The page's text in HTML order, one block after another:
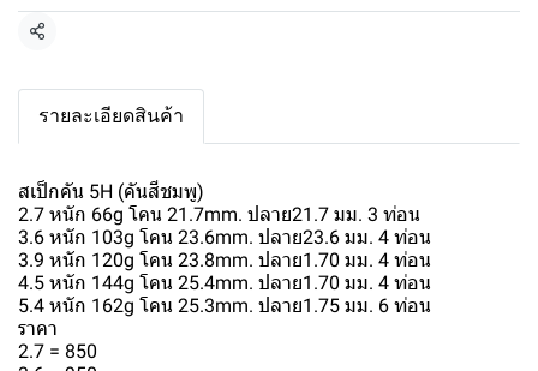
แชร์
รายละเอียดสินค้า
สเป็กคัน 5H (คันสีชมพู)
2.7 หนัก 66g โคน 21.7mm. ปลาย21.7 มม. 3 ท่อน
3.6 หนัก 103g โคน 23.6mm. ปลาย23.6 มม. 4 ท่อน
3.9 หนัก 120g โคน 23.8mm. ปลาย1.70 มม. 4 ท่อน
4.5 หนัก 144g โคน 25.4mm. ปลาย1.70 มม. 4 ท่อน
5.4 หนัก 162g โคน 25.3mm. ปลาย1.75 มม. 6 ท่อน
ราคา
2.7 = 850